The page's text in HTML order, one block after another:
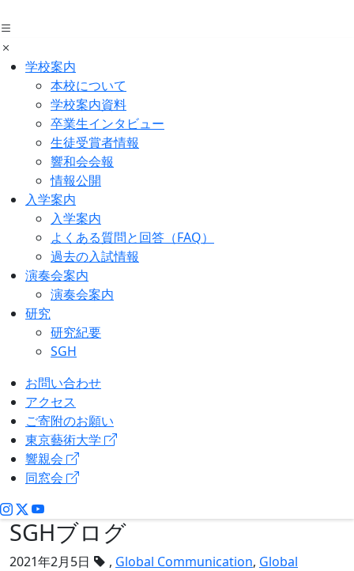
to
the
content学校案内
本校について
学校案内資料
卒業生インタビュー
生徒受賞者情報
響和会会報
情報公開
入学案内
入学案内
よくある質問と回答（FAQ）
過去の入試情報
演奏会案内
演奏会案内
研究
研究紀要
SGH
お問い合わせ
アクセス
ご寄附のお願い
東京藝術大学
響親会
同窓会
SGHブログ
2021年2月5日 , Global Communication, Global